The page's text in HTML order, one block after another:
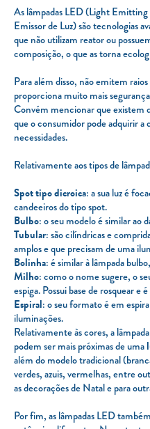
As lâmpadas LED (Light
Emissor de Luz) são tecnologias
que não utilizam reator ou
composição, o que as torna
Para além disso, não emitem
proporciona muito mais
Convém mencionar que existem
que o consumidor pode adquirir a
necessidades.
Relativamente aos tipos de
Spot tipo dicroica: a sua luz é
candeeiros do tipo spot.
Bulbo: o seu modelo é similar ao
Tubular: são cilíndricas e
amplos e que precisam de uma
Bolinha: é similar à lâmpada
Milho: como o nome sugere, o
espiga. Possui base de rosquear e
Espiral: o seu formato é em
iluminações.
Relativamente às cores, a
podem ser mais próximas de uma
além do modelo tradicional
verdes, azuis, vermelhas, entre
as decorações de Natal e para
Por fim, as lâmpadas LED